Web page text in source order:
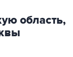
область,